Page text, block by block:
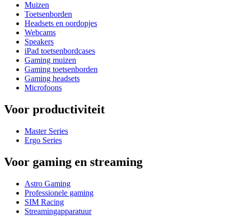
Muizen
Toetsenborden
Headsets en oordopjes
Webcams
Speakers
iPad toetsenbordcases
Gaming muizen
Gaming toetsenborden
Gaming headsets
Microfoons
Voor productiviteit
Master Series
Ergo Series
Voor gaming en streaming
Astro Gaming
Professionele gaming
SIM Racing
Streamingapparatuur